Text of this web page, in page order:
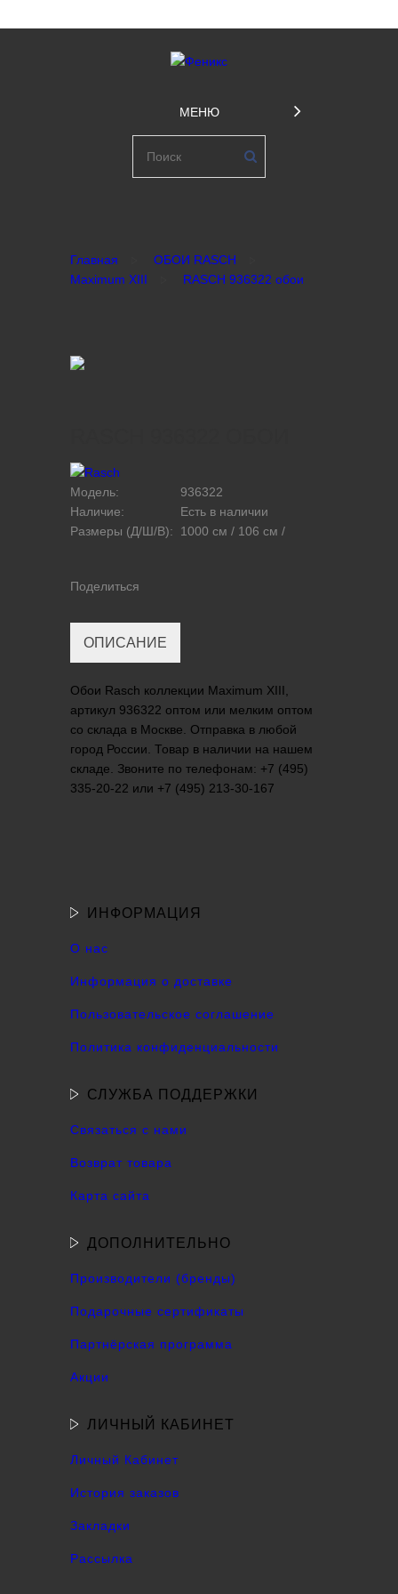
МЕНЮ
Главная
ОБОИ RASCH
Maximum XIII
RASCH 936322 обои
Модель:
936322
Наличие:
Есть в наличии
Размеры (Д/Ш/В):
1000 см / 106 см /
Поделиться
ОПИСАНИЕ
Обои Rasch коллекции Maximum XIII,
артикул 936322 оптом или мелким оптом
со склада в Москве. Отправка в любой
город России. Товар в наличии на нашем
складе. Звоните по телефонам: +7 (495)
335-20-22 или +7 (495) 213-30-167
ИНФОРМАЦИЯ
О нас
Информация о доставке
Пользовательское соглашение
Политика конфиденциальности
СЛУЖБА ПОДДЕРЖКИ
Связаться с нами
Возврат товара
Карта сайта
ДОПОЛНИТЕЛЬНО
Производители (бренды)
Подарочные сертификаты
Партнёрская программа
Акции
ЛИЧНЫЙ КАБИНЕТ
Личный Кабинет
История заказов
Закладки
Рассылка